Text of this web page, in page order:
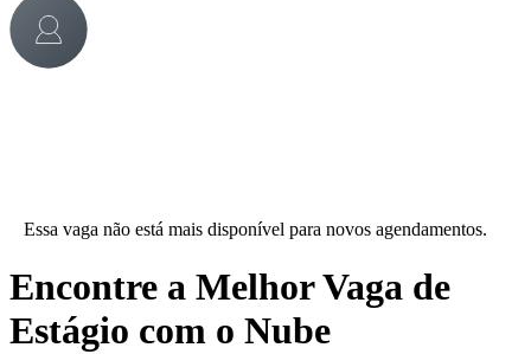
Essa vaga não está mais disponível para novos agendamentos.
Encontre a Melhor Vaga de
Estágio com o Nube